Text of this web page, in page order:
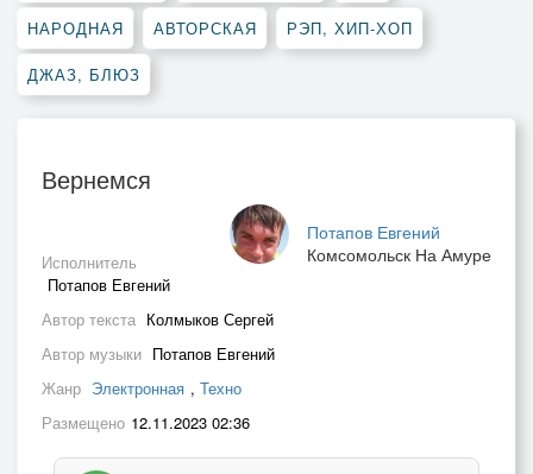
НАРОДНАЯ АВТОРСКАЯ РЭП, ХИП-ХОП
ДЖАЗ, БЛЮЗ
Вернемся
Потапов Евгений
Комсомольск На Амуре
Исполнитель
Потапов Евгений
Автор текста Колмыков Сергей
Автор музыки Потапов Евгений
Жанр Электронная , Техно
Размещено 12.11.2023 02:36